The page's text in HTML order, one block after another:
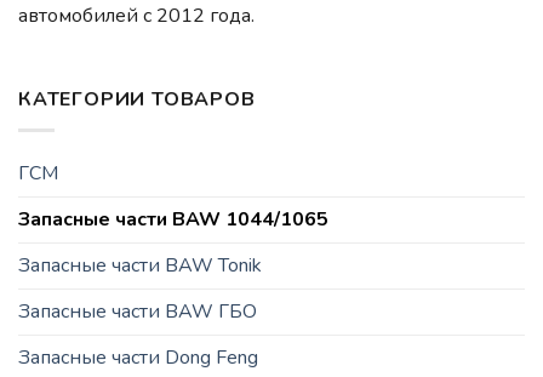
автомобилей c 2012 года.
КАТЕГОРИИ ТОВАРОВ
ГСМ
Запасные части BAW 1044/1065
Запасные части BAW Tonik
Запасные части BAW ГБО
Запасные части Dong Feng